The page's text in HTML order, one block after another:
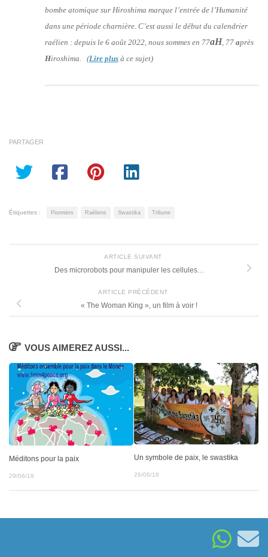
bombe atomique sur Hiroshima marque l’entrée de l’Humanité
dans une période charnière. C’est aussi le début du calendrier
raélien : depuis le 6 août 2022, nous sommes en 77aH , 77 après
Hiroshima. (Lire plus à ce sujet)
PARTAGER
Étiquettes : Pionniers Raéliens Swastika Tribune
ARTICLE SUIVANT
Des microrobots pour manipuler les cellules…
ARTICLE PRÉCÉDENT
« The Woman King », un film à voir !
VOUS AIMEREZ AUSSI...
Méditons pour la paix
29/06/19
Un symbole de paix, le swastika
26/06/18